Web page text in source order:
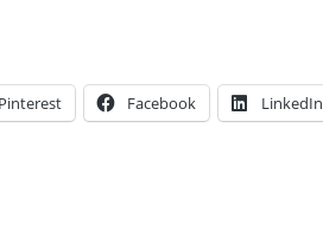
Pinterest Facebook LinkedIn